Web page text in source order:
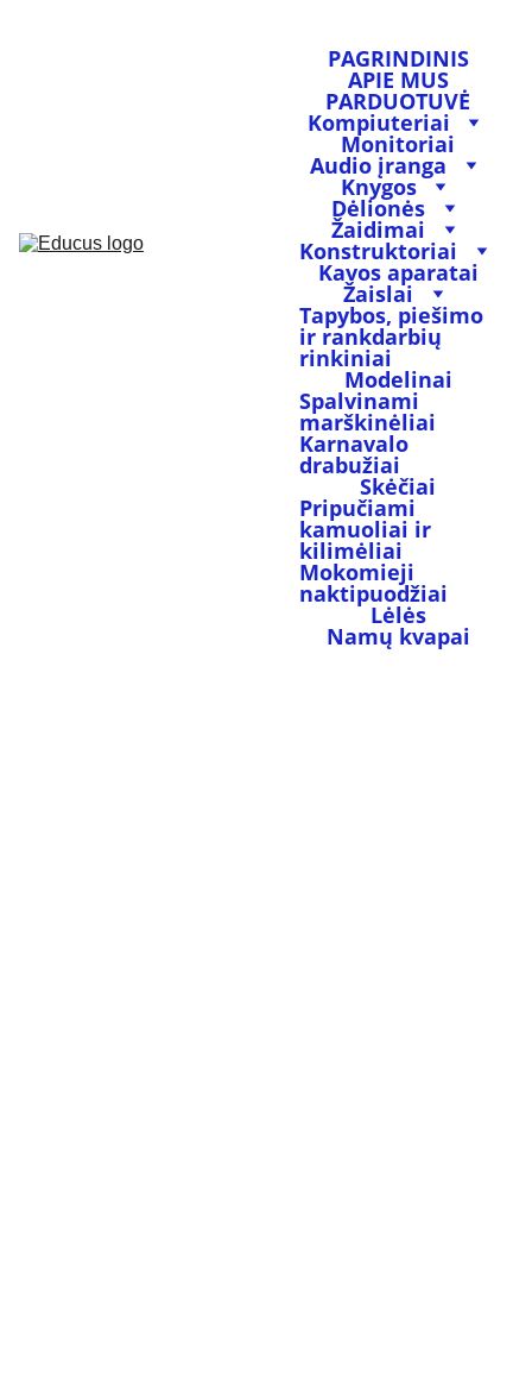
PAGRINDINIS
APIE MUS
PARDUOTUVĖ
Kompiuteriai
Monitoriai
Audio įranga
Knygos
Dėlionės
Žaidimai
Konstruktoriai
Kavos aparatai
Žaislai
Tapybos, piešimo
ir rankdarbių
rinkiniai
Modelinai
Spalvinami
marškinėliai
Karnavalo
drabužiai
Skėčiai
Pripučiami
kamuoliai ir
kilimėliai
Mokomieji
naktipuodžiai
Lėlės
Namų kvapai